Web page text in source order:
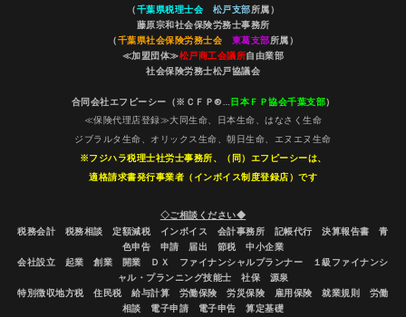
（千葉県税理士会 松戸支部所属）
藤原宗和社会保険労務士事務所
（千葉県社会保険労務士会 東葛支部所属）
≪加盟団体≫松戸商工会議所自由業部
社会保険労務士松戸協議会
合同会社エフピーシー（※ＣＦＰ®… 日本ＦＰ協会千葉支部）
≪保険代理店登録≫大同生命、日本生命、はなさく生命
ジブラルタ生命、オリックス生命、朝日生命、エヌエヌ生命
※フジハラ税理士社労士事務所、（同）エフピーシーは、
適格請求書発行事業者（インボイス制度登録店）です
◇ご相談ください◆
税務会計 税務相談 定額減税 インボイス 会計事務所 記帳代行 決算報告書 青
色申告 申請 届出 節税 中小企業
会社設立 起業 創業 開業 ＤＸ ファイナンシャルプランナー １級ファイナンシ
ャル・プランニング技能士 社保 源泉
特別徴収地方税 住民税 給与計算 労働保険 労災保険 雇用保険 就業規則 労働
相談 電子申請 電子申告 算定基礎